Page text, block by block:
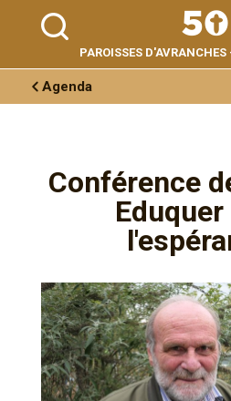
personnels
PAROISSES D'AVRANCHES
Agenda
Conférence